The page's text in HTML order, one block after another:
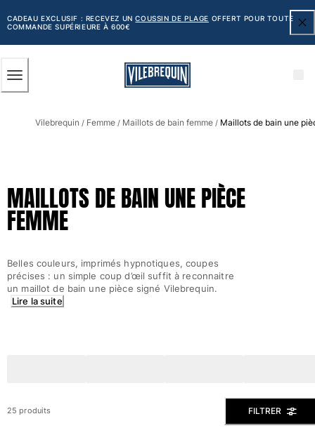
AU
CONTENU
PRINCIPAL
CADEAU EXCLUSIF : RECEVEZ UNCOUSSIN DE PLAGE OFFERT POUR TOUTE
COMMANDE SUPÉRIEURE À 600€
Tous les articles
Classique
Classique stretch
Classique ultra-léger
Ceinture plate
Le Court
Le Long
Vilebrequin / Femme / Maillots de bain femme / Maillots de bain une
MAILLOTS DE BAIN UNE PIÈCE
FEMME
Belles couleurs, imprimés hypnotiques, coupes
précises : un simple coup d’œil suffit à reconnaitre
un maillot de bain une pièce signé Vilebrequin.
Lire la suite
25 produits FILTRER